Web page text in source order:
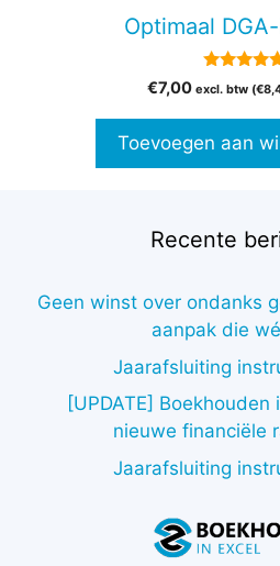
Optimaal
5.00
van 5
€7,00 excl. btw (€
Toevoegen aan
Recente
Geen winst over ondanks
aanpak die
Jaarafsluiting
[UPDATE] Boekhouden
nieuwe financiële
Jaarafsluiting